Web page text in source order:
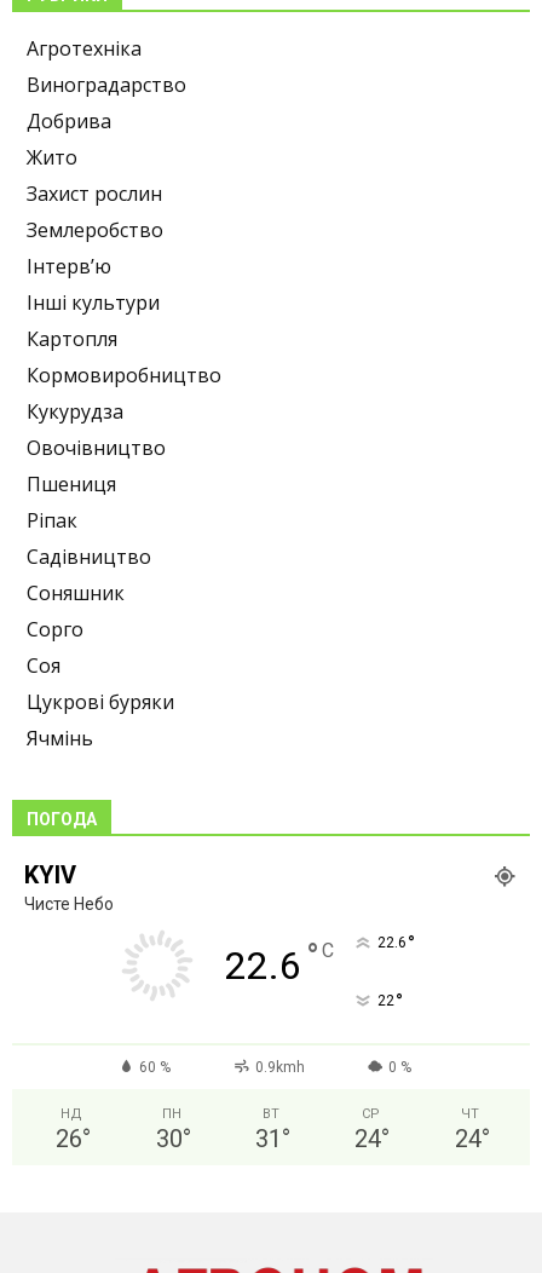
Агротехніка
Виноградарство
Добрива
Жито
Захист рослин
Землеробство
Інтерв’ю
Інші культури
Картопля
Кормовиробництво
Кукурудза
Овочівництво
Пшениця
Ріпак
Садівництво
Соняшник
Сорго
Соя
Цукрові буряки
Ячмінь
ПОГОДА
KYIV
Чисте Небо
22.6 ° C 22.6 °
22°
60 % 0.9kmh 0 %
НД
26°
ПН
30°
ВТ
31 °
СР
24°
ЧТ
24°